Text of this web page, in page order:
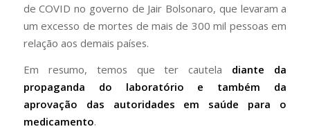
de COVID no governo de Jair Bolsonaro, que levaram a
um excesso de mortes de mais de 300 mil pessoas em
relação aos demais países.
Em resumo, temos que ter cautela diante da
propaganda do laboratório e também da
aprovação das autoridades em saúde para o
medicamento.